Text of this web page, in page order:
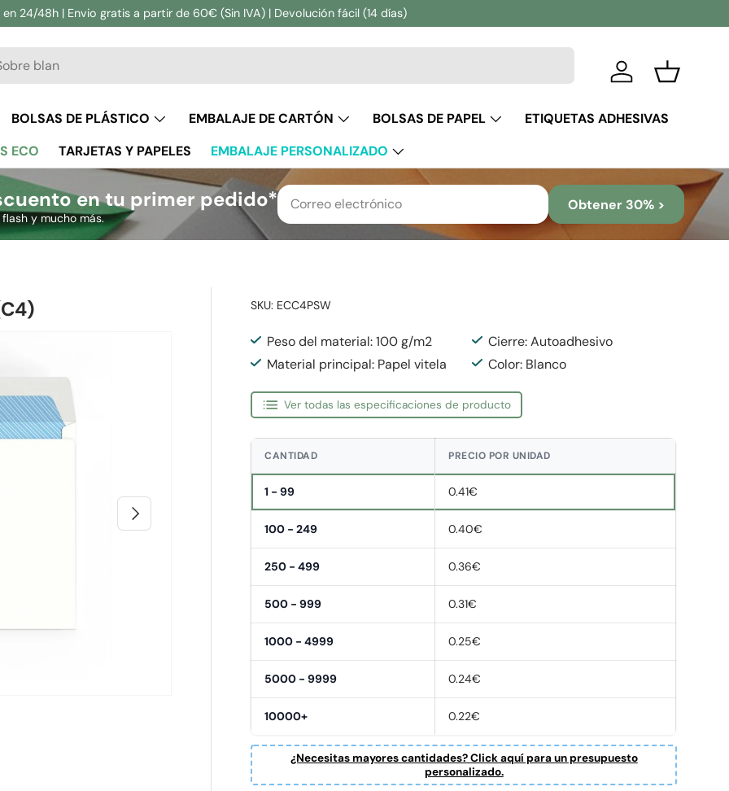
en 24/48h | Envio gratis a partir de 60€ (Sin IVA) | Devolución fácil (14 días)
Iniciar sesión
Cesta
BOLSAS DE PLÁSTICO EMBALAJE DE CARTÓN BOLSAS DE PAPEL
ETIQUETAS ADHESIVAS
ECO
TARJETAS Y PAPELES EMBALAJE PERSONALIZADO
en tu primer pedido*
y mucho más.
Obtener 30% >
Siguiente
SKU: ECC4PSW
Peso del material: 100 g/m2
Cierre: Autoadhesivo
Material principal: Papel vitela
Color: Blanco
Ver todas las especificaciones de producto
CANTIDAD PRECIO POR UNIDAD
1 - 99 0.41€
100 - 249 0.40€
250 - 499 0.36€
500 - 999 0.31€
1000 - 4999 0.25€
5000 - 9999 0.24€
10000+ 0.22€
¿Necesitas mayores cantidades? Click aquí para un presupuesto
personalizado.